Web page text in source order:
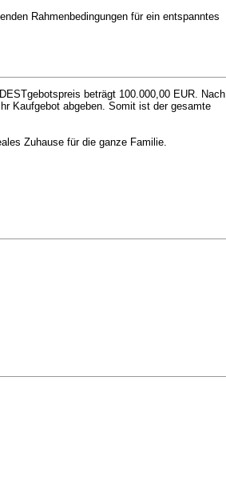
Rahmenbedingungen für ein entspanntes
beträgt 100.000,00 EUR. Nach
Kaufgebot abgeben. Somit ist der gesamte
Zuhause für die ganze Familie.